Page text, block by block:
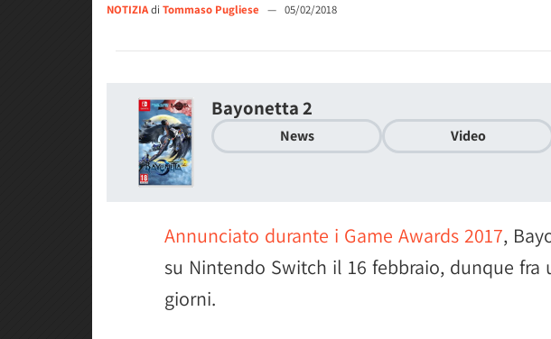
NOTIZIAdi Tommaso Pugliese — 05/02/2018
Bayonetta 2
News Video
Annunciato durante i Game Awards 2017,
su Nintendo Switch il 16 febbraio, dunque fra
giorni.